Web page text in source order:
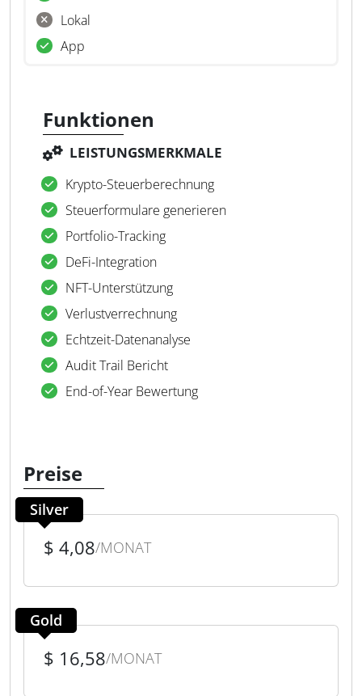
Lokal
App
Funktionen
LEISTUNGSMERKMALE
Krypto-Steuerberechnung
Steuerformulare generieren
Portfolio-Tracking
DeFi-Integration
NFT-Unterstützung
Verlustverrechnung
Echtzeit-Datenanalyse
Audit Trail Bericht
End-of-Year Bewertung
Preise
Silver
$ 4,08/MONAT
Gold
$ 16,58/MONAT